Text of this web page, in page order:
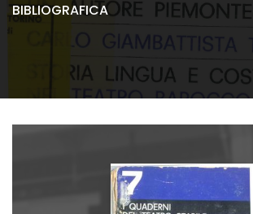
BIBLIOGRAFICA